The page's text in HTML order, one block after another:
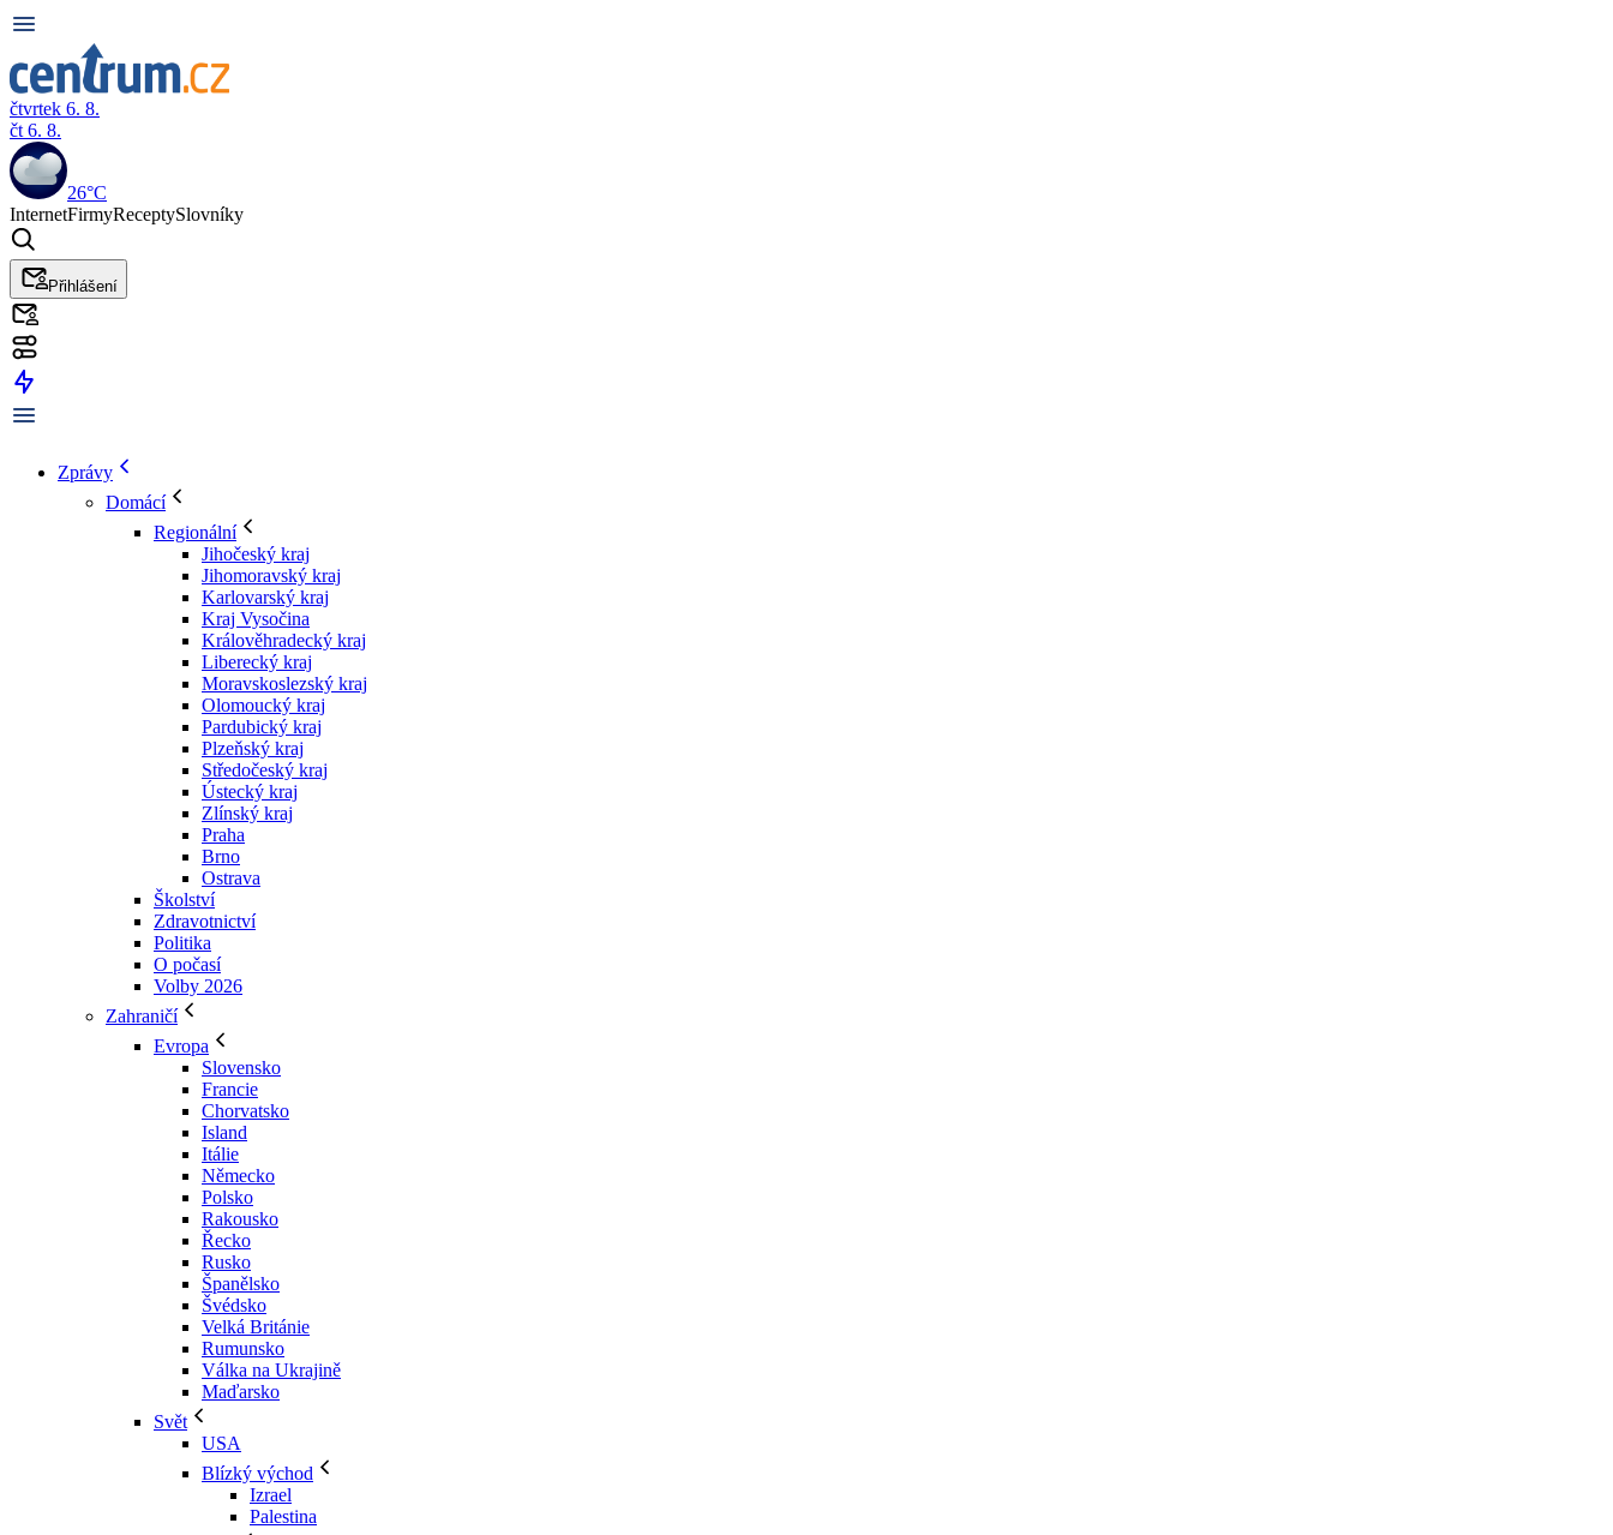
čtvrtek 6. 8.
čt 6. 8.
26°C
InternetFirmyReceptySlovníky
Přihlášení
Zprávy
Domácí
Regionální
Jihočeský kraj
Jihomoravský kraj
Karlovarský kraj
Kraj Vysočina
Králověhradecký kraj
Liberecký kraj
Moravskoslezský kraj
Olomoucký kraj
Pardubický kraj
Plzeňský kraj
Středočeský kraj
Ústecký kraj
Zlínský kraj
Praha
Brno
Ostrava
Školství
Zdravotnictví
Politika
O počasí
Volby 2026
Zahraničí
Evropa
Slovensko
Francie
Chorvatsko
Island
Itálie
Německo
Polsko
Rakousko
Řecko
Rusko
Španělsko
Švédsko
Velká Británie
Rumunsko
Válka na Ukrajině
Maďarsko
Svět
USA
Blízký východ
Izrael
Palestina